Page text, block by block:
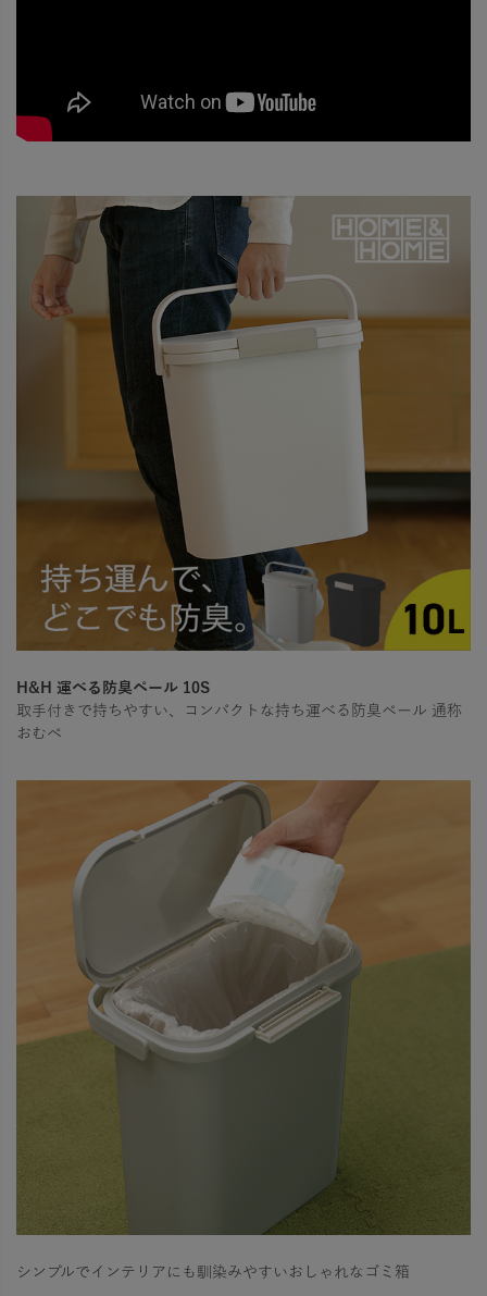
H&H 運べる防臭ペール 10S
取手付きで持ちやすい、コンパクトな持ち運べる防臭ペール 通称
おむぺ
シンプルでインテリアにも馴染みやすいおしゃれなゴミ箱